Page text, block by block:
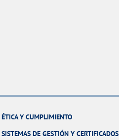
ÉTICA Y CUMPLIMIENTO
SISTEMAS DE GESTIÓN Y CERTIFICADOS